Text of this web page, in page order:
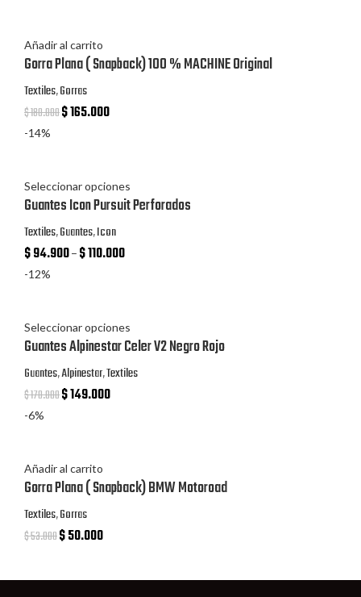
Añadir al carrito
Gorra Plana ( Snapback) 100 % MACHINE Original
Textiles,Gorras
$180.000$165.000
-14%
Seleccionar opciones
Guantes Icon Pursuit Perforados
Textiles,Guantes,Icon
$94.900–$110.000
-12%
Seleccionar opciones
Guantes Alpinestar Celer V2 Negro Rojo
Guantes,Alpinestar,Textiles
$170.000$149.000
-6%
Añadir al carrito
Gorra Plana ( Snapback) BMW Motoroad
Textiles,Gorras
$53.000$50.000